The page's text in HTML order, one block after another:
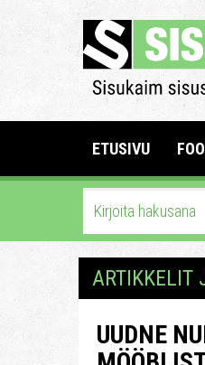
ETUSIVU
ARTIKKELIT
UUDNE